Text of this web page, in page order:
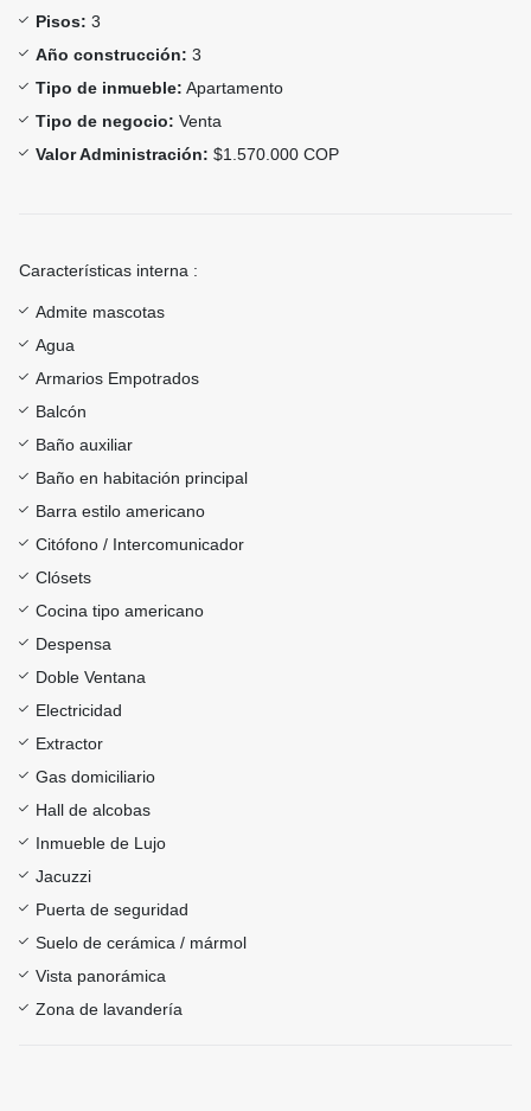
Pisos: 3
Año construcción: 3
Tipo de inmueble: Apartamento
Tipo de negocio: Venta
Valor Administración: $1.570.000 COP
Características interna :
Admite mascotas
Agua
Armarios Empotrados
Balcón
Baño auxiliar
Baño en habitación principal
Barra estilo americano
Citófono / Intercomunicador
Clósets
Cocina tipo americano
Despensa
Doble Ventana
Electricidad
Extractor
Gas domiciliario
Hall de alcobas
Inmueble de Lujo
Jacuzzi
Puerta de seguridad
Suelo de cerámica / mármol
Vista panorámica
Zona de lavandería